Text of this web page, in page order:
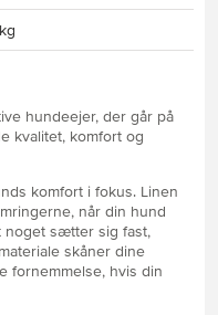
hundeejer, der går på
kvalitet, komfort og
komfort i fokus. Linen
når din hund
noget sætter sig fast,
skåner dine
fornemmelse, hvis din